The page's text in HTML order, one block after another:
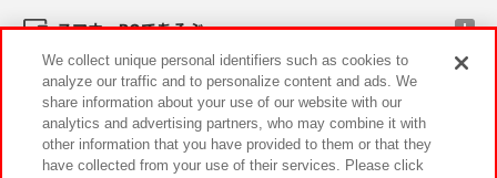
スマホ・PCであそぶ
イベント・キャンペーン
We collect unique personal identifiers such as cookies to
analyze our traffic and to personalize content and ads. We
share information about your use of our website with our
analytics and advertising partners, who may combine it with
other information that you have provided to them or that they
have collected from your use of their services. Please click